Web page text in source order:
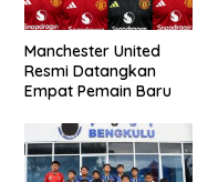
Manchester United
Resmi Datangkan
Empat Pemain Baru